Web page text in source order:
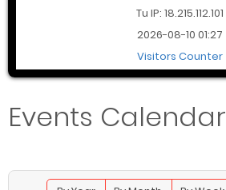
Tu IP: 18.215.112.101
2026-08-10 01:27
Visitors Counter
Events Calendar